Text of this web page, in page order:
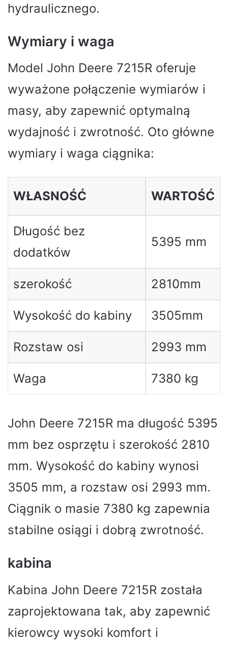
hydraulicznego.
Wymiary i waga
Model John Deere 7215R oferuje
wyważone połączenie wymiarów i
masy, aby zapewnić optymalną
wydajność i zwrotność. Oto główne
wymiary i waga ciągnika:
WŁASNOŚĆ WARTOŚĆ
Długość bez
dodatków
5395 mm
szerokość 2810mm
Wysokość do kabiny 3505mm
Rozstaw osi 2993 mm
Waga 7380 kg
John Deere 7215R ma długość 5395
mm bez osprzętu i szerokość 2810
mm. Wysokość do kabiny wynosi
3505 mm, a rozstaw osi 2993 mm.
Ciągnik o masie 7380 kg zapewnia
stabilne osiągi i dobrą zwrotność.
kabina
Kabina John Deere 7215R została
zaprojektowana tak, aby zapewnić
kierowcy wysoki komfort i